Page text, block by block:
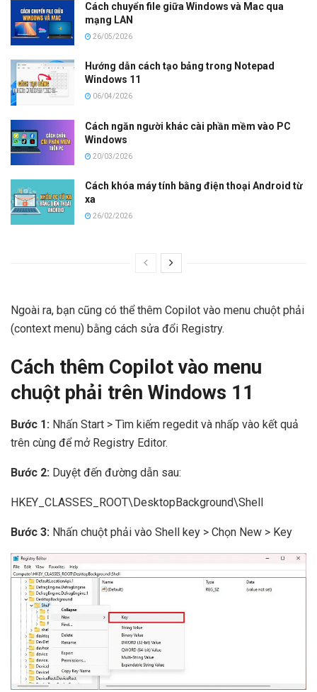
Cách chuyển file giữa Windows và Mac qua
mạng LAN
26/05/2026
Hướng dẫn cách tạo bảng trong Notepad
Windows 11
06/04/2026
Cách ngăn người khác cài phần mềm vào PC
Windows
20/03/2026
Cách khóa máy tính bằng điện thoại Android từ
xa
26/02/2026
Ngoài ra, bạn cũng có thể thêm Copilot vào menu chuột phải
(context menu) bằng cách sửa đổi Registry.
Cách thêm Copilot vào menu
chuột phải trên Windows 11
Bước 1: Nhấn Start > Tìm kiếm regedit và nhấp vào kết quả
trên cùng để mở Registry Editor.
Bước 2: Duyệt đến đường dẫn sau:
HKEY_CLASSES_ROOT\DesktopBackground\Shell
Bước 3: Nhấn chuột phải vào Shell key > Chọn New > Key